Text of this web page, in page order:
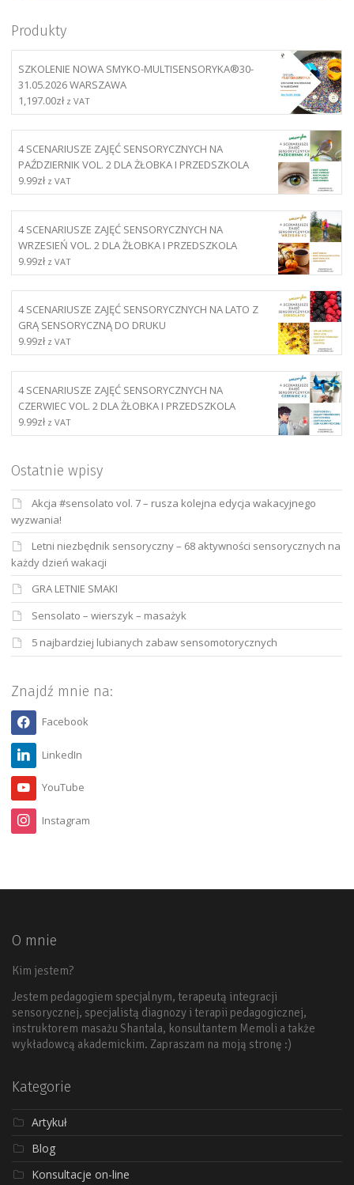
Produkty
SZKOLENIE NOWA SMYKO-MULTISENSORYKA®30-
31.05.2026 WARSZAWA
1,197.00zł z VAT
4 SCENARIUSZE ZAJĘĆ SENSORYCZNYCH NA
PAŹDZIERNIK VOL. 2 DLA ŻŁOBKA I PRZEDSZKOLA
9.99zł z VAT
4 SCENARIUSZE ZAJĘĆ SENSORYCZNYCH NA
WRZESIEŃ VOL. 2 DLA ŻŁOBKA I PRZEDSZKOLA
9.99zł z VAT
4 SCENARIUSZE ZAJĘĆ SENSORYCZNYCH NA LATO Z
GRĄ SENSORYCZNĄ DO DRUKU
9.99zł z VAT
4 SCENARIUSZE ZAJĘĆ SENSORYCZNYCH NA
CZERWIEC VOL. 2 DLA ŻŁOBKA I PRZEDSZKOLA
9.99zł z VAT
Ostatnie wpisy
Akcja #sensolato vol. 7 – rusza kolejna edycja wakacyjnego
wyzwania!
Letni niezbędnik sensoryczny – 68 aktywności sensorycznych na
każdy dzień wakacji
GRA LETNIE SMAKI
Sensolato – wierszyk – masażyk
5 najbardziej lubianych zabaw sensomotorycznych
Znajdź mnie na:
Facebook
LinkedIn
YouTube
Instagram
O mnie
Kim jestem?
Jestem pedagogiem specjalnym, terapeutą integracji
sensorycznej, specjalistą diagnozy i terapii pedagogicznej,
instruktorem masażu Shantala, konsultantem Memoli a także
wykładowcą akademickim. Zapraszam na moją stronę :)
Kategorie
Artykuł
Blog
Konsultacje on-line